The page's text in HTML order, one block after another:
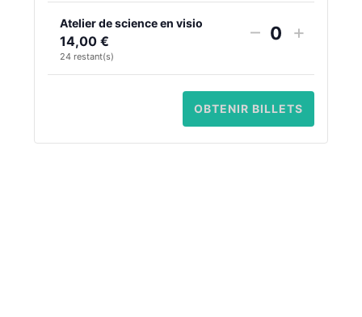
Atelier de science en visio
14,00 €
24restant(s)
DIMINUER
QUANTITÉ
DE
BILLETS
POUR
– Quantité
DE
POUR
+
OBTENIR BILLETS